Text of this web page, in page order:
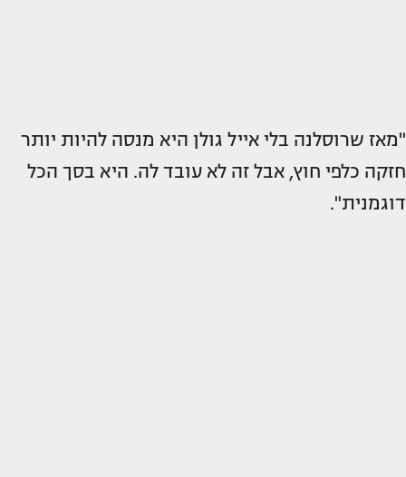
"מאז שרוסלנה בלי אייל גולן היא מנסה להיות יותר
חזקה כלפי חוץ, אבל זה לא עובד לה. היא בסך הכל
דוגמנית".